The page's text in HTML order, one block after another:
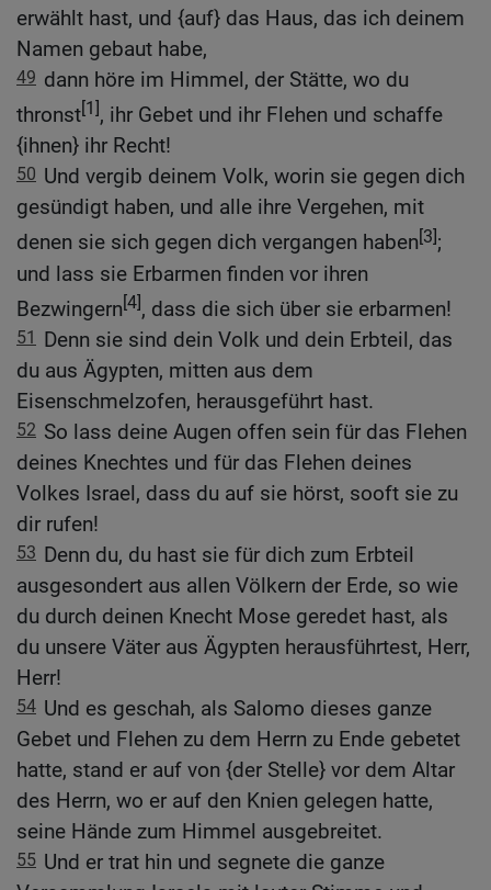
erwählt hast, und {auf} das Haus, das ich deinem
Namen gebaut habe,
49 dann höre im Himmel, der Stätte, wo du
thronst[1], ihr Gebet und ihr Flehen und schaffe
{ihnen} ihr Recht!
50 Und vergib deinem Volk, worin sie gegen dich
gesündigt haben, und alle ihre Vergehen, mit
denen sie sich gegen dich vergangen haben[3];
und lass sie Erbarmen finden vor ihren
Bezwingern[4], dass die sich über sie erbarmen!
51
Denn sie sind dein Volk und dein Erbteil, das
du aus Ägypten, mitten aus dem
Eisenschmelzofen, herausgeführt hast.
52 So lass deine Augen offen sein für das Flehen
deines Knechtes und für das Flehen deines
Volkes Israel, dass du auf sie hörst, sooft sie zu
dir rufen!
53 Denn du, du hast sie für dich zum Erbteil
ausgesondert aus allen Völkern der Erde, so wie
du durch deinen Knecht Mose geredet hast, als
du unsere Väter aus Ägypten herausführtest, Herr,
Herr!
54 Und es geschah, als Salomo dieses ganze
Gebet und Flehen zu dem Herrn zu Ende gebetet
hatte, stand er auf von {der Stelle} vor dem Altar
des Herrn, wo er auf den Knien gelegen hatte,
seine Hände zum Himmel ausgebreitet.
55 Und er trat hin und segnete die ganze